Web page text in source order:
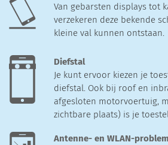
Van gebarsten displays tot
verzekeren deze bekende
kleine val kunnen ontstaan.
Diefstal
Je kunt ervoor kiezen je
diefstal. Ook bij roof en
afgesloten motorvoertuig,
zichtbare plaats) is je
Antenne- en WLAN-